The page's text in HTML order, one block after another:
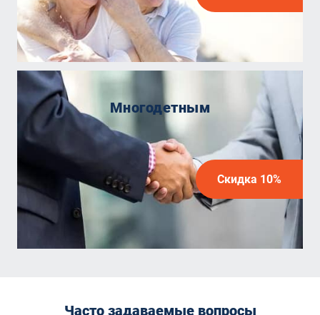
Многодетным
Скидка 10%
Часто задаваемые вопросы